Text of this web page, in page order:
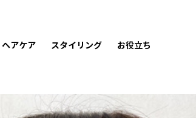
ヘアケア スタイリング お役立ち